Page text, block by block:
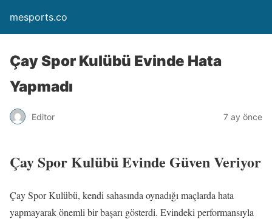
mesports.co
Çay Spor Kulübü Evinde Hata
Yapmadı
Editor 7 ay önce
Çay Spor Kulübü Evinde Güven Veriyor
Çay Spor Kulübü, kendi sahasında oynadığı maçlarda hata
yapmayarak önemli bir başarı gösterdi. Evindeki performansıyla